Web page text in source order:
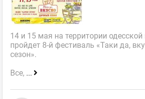
14 и 15 мая на территории одесской
пройдет 8-й фестиваль «Таки да,
сезон».
Все, ...